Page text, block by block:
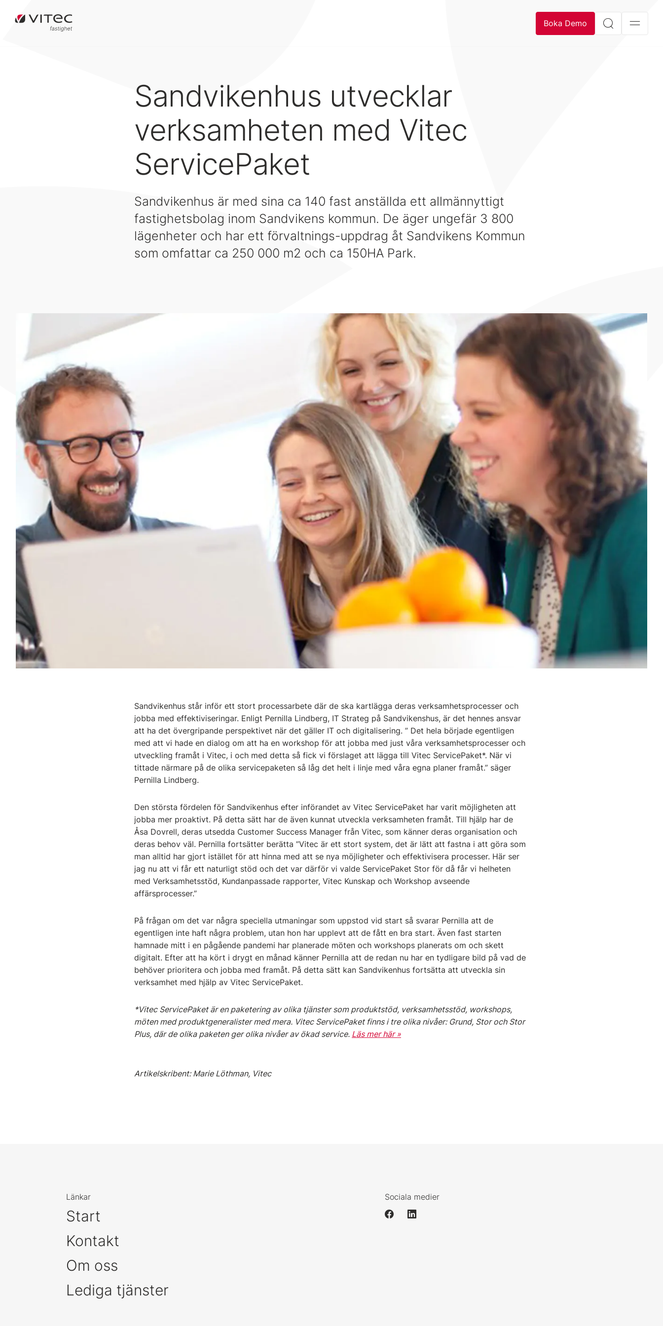
Boka Demo
Sandvikenhus utvecklar
verksamheten med Vitec
ServicePaket
Sandvikenhus är med sina ca 140 fast anställda ett allmännyttigt
fastighetsbolag inom Sandvikens kommun. De äger ungefär 3 800
lägenheter och har ett förvaltnings-uppdrag åt Sandvikens Kommun
som omfattar ca 250 000 m2 och ca 150HA Park.
Sandvikenhus står inför ett stort processarbete där de ska kartlägga deras verksamhetsprocesser och
jobba med effektiviseringar. Enligt Pernilla Lindberg, IT Strateg på Sandvikenshus, är det hennes ansvar
att ha det övergripande perspektivet när det gäller IT och digitalisering. ” Det hela började egentligen
med att vi hade en dialog om att ha en workshop för att jobba med just våra verksamhetsprocesser och
utveckling framåt i Vitec, i och med detta så fick vi förslaget att lägga till Vitec ServicePaket*. När vi
tittade närmare på de olika servicepaketen så låg det helt i linje med våra egna planer framåt.” säger
Pernilla Lindberg.
Den största fördelen för Sandvikenhus efter införandet av Vitec ServicePaket har varit möjligheten att
jobba mer proaktivt. På detta sätt har de även kunnat utveckla verksamheten framåt. Till hjälp har de
Åsa Dovrell, deras utsedda Customer Success Manager från Vitec, som känner deras organisation och
deras behov väl. Pernilla fortsätter berätta ”Vitec är ett stort system, det är lätt att fastna i att göra som
man alltid har gjort istället för att hinna med att se nya möjligheter och effektivisera processer. Här ser
jag nu att vi får ett naturligt stöd och det var därför vi valde ServicePaket Stor för då får vi helheten
med Verksamhetsstöd, Kundanpassade rapporter, Vitec Kunskap och Workshop avseende
affärsprocesser.”
På frågan om det var några speciella utmaningar som uppstod vid start så svarar Pernilla att de
egentligen inte haft några problem, utan hon har upplevt att de fått en bra start. Även fast starten
hamnade mitt i en pågående pandemi har planerade möten och workshops planerats om och skett
digitalt. Efter att ha kört i drygt en månad känner Pernilla att de redan nu har en tydligare bild på vad de
behöver prioritera och jobba med framåt. På detta sätt kan Sandvikenhus fortsätta att utveckla sin
verksamhet med hjälp av Vitec ServicePaket.
*Vitec ServicePaket är en paketering av olika tjänster som produktstöd, verksamhetsstöd, workshops,
möten med produktgeneralister med mera. Vitec ServicePaket finns i tre olika nivåer: Grund, Stor och Stor
Plus, där de olika paketen ger olika nivåer av ökad service. Läs mer här »
Artikelskribent: Marie Löthman, Vitec
Länkar
Start
Kontakt
Om oss
Lediga tjänster
Sociala medier